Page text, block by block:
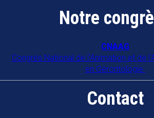
Notre
CNAAG
Congrès National de l'Animation et de
en Gérontologie.
Contact